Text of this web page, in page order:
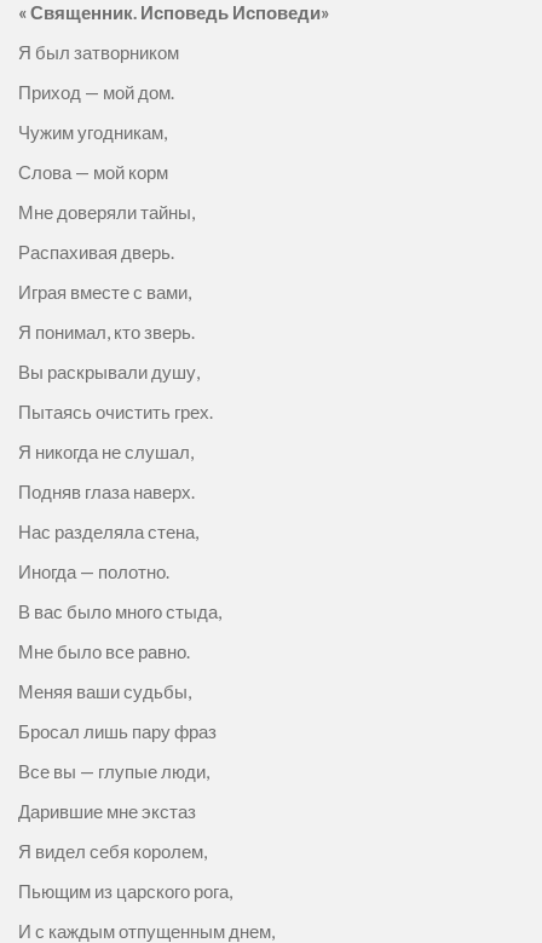
«Священник. Исповедь Исповеди»
Я был затворником
Приход — мой дом.
Чужим угодникам,
Слова — мой корм
Мне доверяли тайны,
Распахивая дверь.
Играя вместе с вами,
Я понимал, кто зверь.
Вы раскрывали душу,
Пытаясь очистить грех.
Я никогда не слушал,
Подняв глаза наверх.
Нас разделяла стена,
Иногда — полотно.
В вас было много стыда,
Мне было все равно.
Меняя ваши судьбы,
Бросал лишь пару фраз
Все вы — глупые люди,
Дарившие мне экстаз
Я видел себя королем,
Пьющим из царского рога,
И с каждым отпущенным днем,